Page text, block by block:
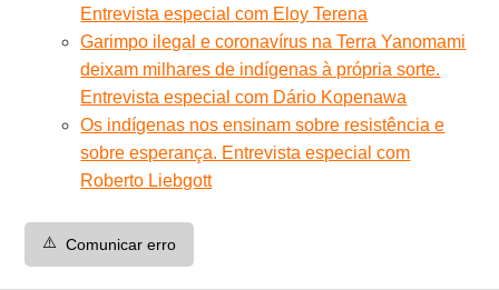
Entrevista especial com Eloy Terena
Garimpo ilegal e coronavírus na Terra Yanomami
deixam milhares de indígenas à própria sorte.
Entrevista especial com Dário Kopenawa
Os indígenas nos ensinam sobre resistência e
sobre esperança. Entrevista especial com
Roberto Liebgott
⚠️ Comunicar erro